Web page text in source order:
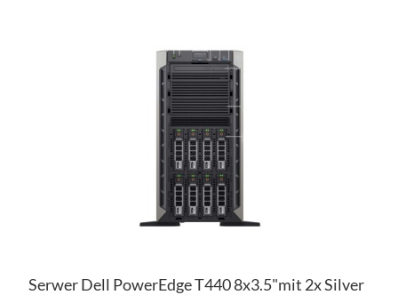
Serwer Dell PowerEdge T440 8x3.5"mit 2x Silver